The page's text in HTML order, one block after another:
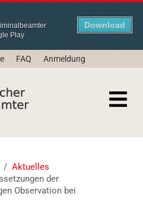
Play
Download
FAQ Anmeldung
Aktuelles
der
Observation bei